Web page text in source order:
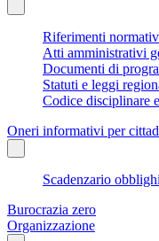
Riferimenti
Atti amministrativi
Documenti di
Statuti e leggi
Codice disciplinare
Oneri informativi per
Scadenzario
Burocrazia zero
Organizzazione